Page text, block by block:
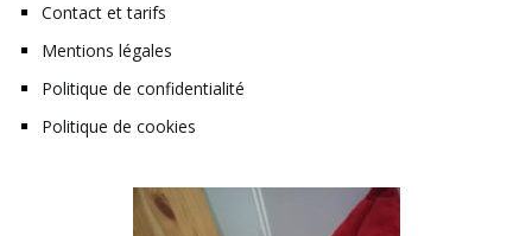
Contact et tarifs
Mentions légales
Politique de confidentialité
Politique de cookies